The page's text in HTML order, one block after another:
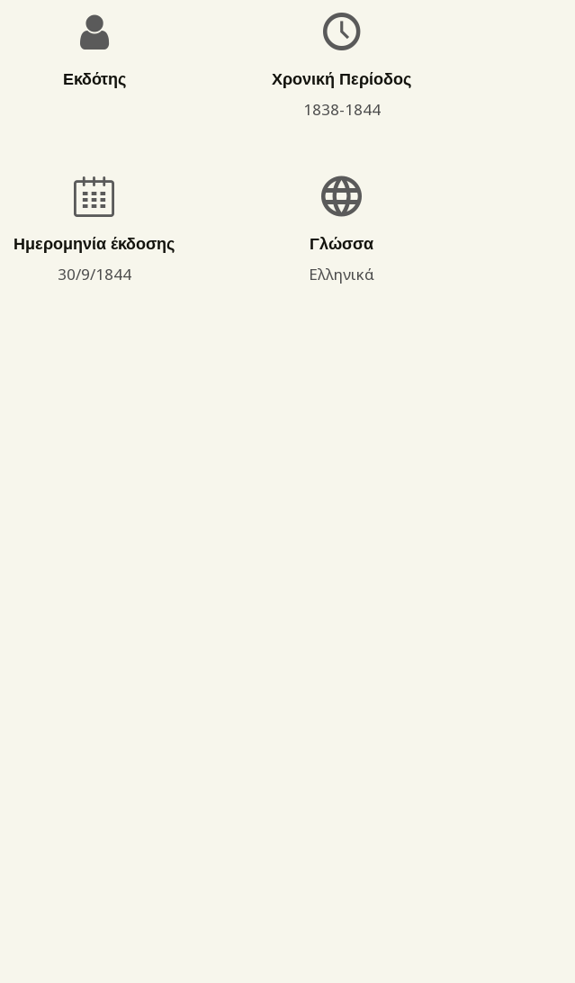
Εκδότης
Χρονική Περίοδος
1838-1844
Ημερομηνία έκδοσης
30/9/1844
Γλώσσα
Ελληνικά